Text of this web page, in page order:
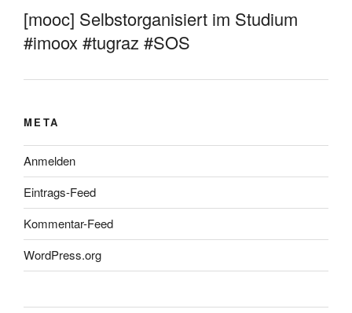
[mooc] Selbstorganisiert im Studium
#imoox #tugraz #SOS
META
Anmelden
Eintrags-Feed
Kommentar-Feed
WordPress.org